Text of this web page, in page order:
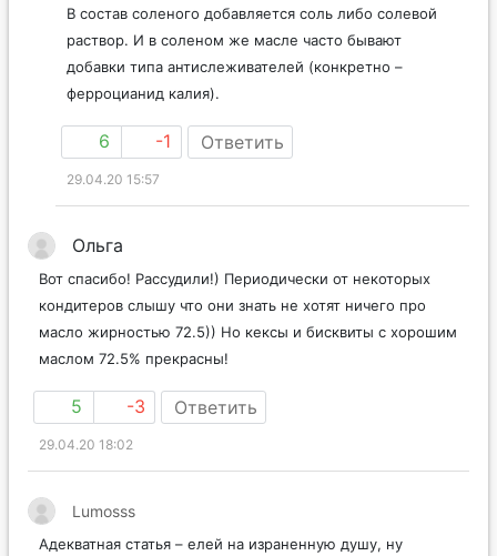
сладкосливочное и кислосливочное соленое масло.
В состав соленого добавляется соль либо солевой
раствор. И в соленом же масле часто бывают
добавки типа антислеживателей (конкретно –
6 -1 Ответить
29.04.20 15:57
Ольга
Вот спасибо! Рассудили!) Периодически от некоторых
кондитеров слышу что они знать не хотят ничего про
масло жирностью 72.5)) Но кексы и бисквиты с хорошим
5 -3 Ответить
29.04.20 18:02